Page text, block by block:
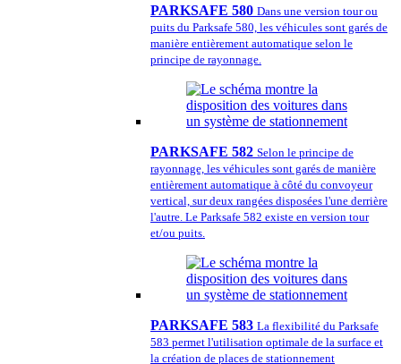
PARKSAFE 580 Dans une version tour ou
puits du Parksafe 580, les véhicules sont garés de
manière entièrement automatique selon le
principe de rayonnage.
PARKSAFE 582 Selon le principe de
rayonnage, les véhicules sont garés de manière
entièrement automatique à côté du convoyeur
vertical, sur deux rangées disposées l'une derrière
l'autre. Le Parksafe 582 existe en version tour
et/ou puits.
PARKSAFE 583 La flexibilité du Parksafe
583 permet l'utilisation optimale de la surface et
la création de places de stationnement